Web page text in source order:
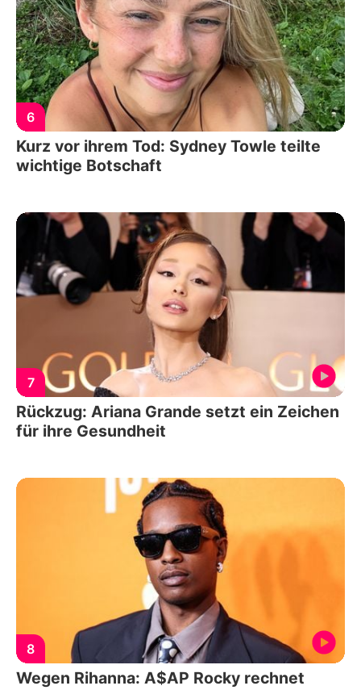
6
Kurz vor ihrem Tod: Sydney Towle teilte
wichtige Botschaft
7
Rückzug: Ariana Grande setzt ein Zeichen
für ihre Gesundheit
8
Wegen Rihanna: A$AP Rocky rechnet